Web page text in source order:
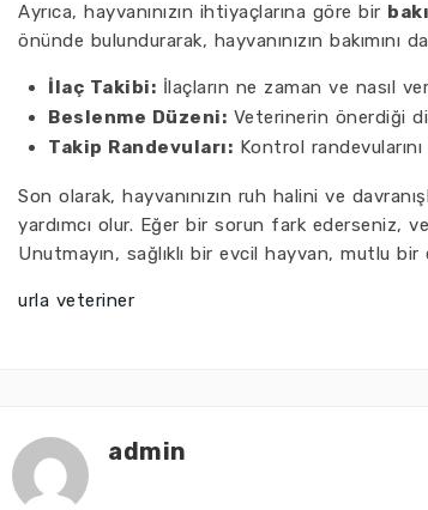
Ayrıca, hayvanınızın ihtiyaçlarına göre bir
önünde bulundurarak, hayvanınızın
İlaç Takibi: İlaçların ne zaman ve nasıl
Beslenme Düzeni: Veterinerin önerdiği
Takip Randevuları: Kontrol
Son olarak, hayvanınızın ruh halini ve
yardımcı olur. Eğer bir sorun fark ederseniz,
Unutmayın, sağlıklı bir evcil hayvan, mutlu
urla veteriner
admin